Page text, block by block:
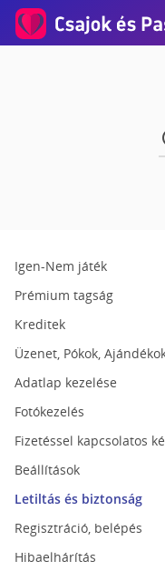
Igen-Nem játék
Prémium tagság
Kreditek
Üzenet, Pókok,
Adatlap kezelése
Fotókezelés
Fizetéssel kapcsolatos
Beállítások
Letiltás és biztonság
Regisztráció, belépés
Hibaelhárítás